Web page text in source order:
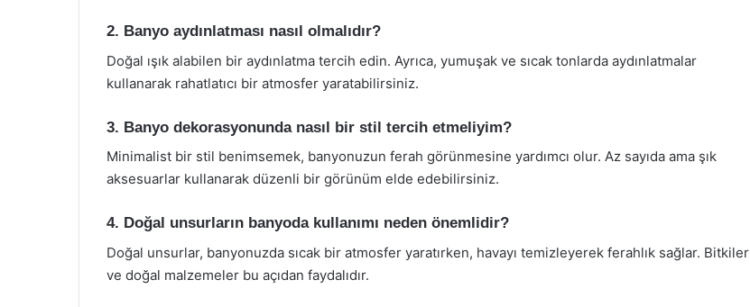
2. Banyo aydınlatması nasıl olmalıdır?
Doğal ışık alabilen bir aydınlatma tercih edin. Ayrıca, yumuşak ve sıcak tonlarda aydınlatmalar
kullanarak rahatlatıcı bir atmosfer yaratabilirsiniz.
3. Banyo dekorasyonunda nasıl bir stil tercih etmeliyim?
Minimalist bir stil benimsemek, banyonuzun ferah görünmesine yardımcı olur. Az sayıda ama şık
aksesuarlar kullanarak düzenli bir görünüm elde edebilirsiniz.
4. Doğal unsurların banyoda kullanımı neden önemlidir?
Doğal unsurlar, banyonuzda sıcak bir atmosfer yaratırken, havayı temizleyerek ferahlık sağlar. Bitkiler
ve doğal malzemeler bu açıdan faydalıdır.